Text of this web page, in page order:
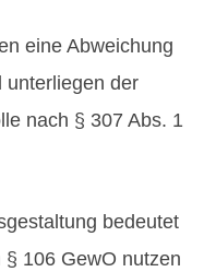
eine Abweichung
unterliegen der
nach § 307 Abs. 1
bedeutet
106 GewO nutzen